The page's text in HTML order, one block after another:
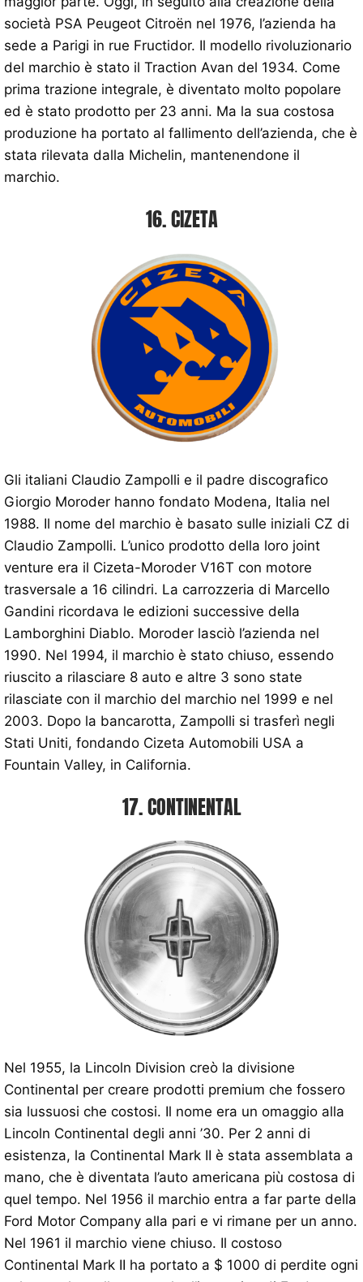
società PSA Peugeot Citroën nel 1976, l’azienda ha
sede a Parigi in rue Fructidor. Il modello rivoluzionario
del marchio è stato il Traction Avan del 1934. Come
prima trazione integrale, è diventato molto popolare
ed è stato prodotto per 23 anni. Ma la sua costosa
produzione ha portato al fallimento dell’azienda, che è
stata rilevata dalla Michelin, mantenendone il
marchio.
16. CIZETA
Gli italiani Claudio Zampolli e il padre discografico
Giorgio Moroder hanno fondato Modena, Italia nel
1988. Il nome del marchio è basato sulle iniziali CZ di
Claudio Zampolli. L’unico prodotto della loro joint
venture era il Cizeta-Moroder V16T con motore
trasversale a 16 cilindri. La carrozzeria di Marcello
Gandini ricordava le edizioni successive della
Lamborghini Diablo. Moroder lasciò l’azienda nel
1990. Nel 1994, il marchio è stato chiuso, essendo
riuscito a rilasciare 8 auto e altre 3 sono state
rilasciate con il marchio del marchio nel 1999 e nel
2003. Dopo la bancarotta, Zampolli si trasferì negli
Stati Uniti, fondando Cizeta Automobili USA a
Fountain Valley, in California.
17. CONTINENTAL
Nel 1955, la Lincoln Division creò la divisione
Continental per creare prodotti premium che fossero
sia lussuosi che costosi. Il nome era un omaggio alla
Lincoln Continental degli anni ’30. Per 2 anni di
esistenza, la Continental Mark II è stata assemblata a
mano, che è diventata l’auto americana più costosa di
quel tempo. Nel 1956 il marchio entra a far parte della
Ford Motor Company alla pari e vi rimane per un anno.
Nel 1961 il marchio viene chiuso. Il costoso
Continental Mark II ha portato a $ 1000 di perdite ogni